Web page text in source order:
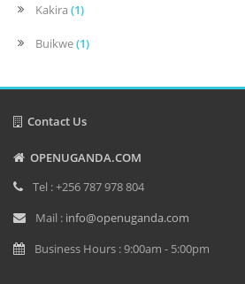
Kakira (1)
Buikwe(1)
Contact Us
OPENUGANDA.COM
Tel : +256 787 978 804
Mail : info@openuganda.com
Business Hours : 9:00am - 5:00pm